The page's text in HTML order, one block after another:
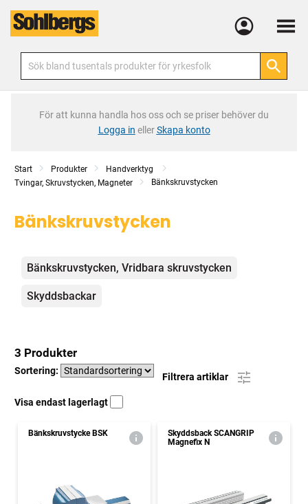
Meny
För att kunna handla hos oss och se priser behöver du
Logga in ellerSkapa konto
Start Produkter
Handverktyg
Tvingar, Skruvstycken, Magneter
Bänkskruvstycken
Bänkskruvstycken
Kategorier
Bänkskruvstycken, Vridbara skruvstycken
Skyddsbackar
3 Produkter
Sortering:
Filtrera artiklar
Visa endast lagerlagt
Bänkskruvstycke BSK
Skyddsback SCANGRIP
Magnefix N